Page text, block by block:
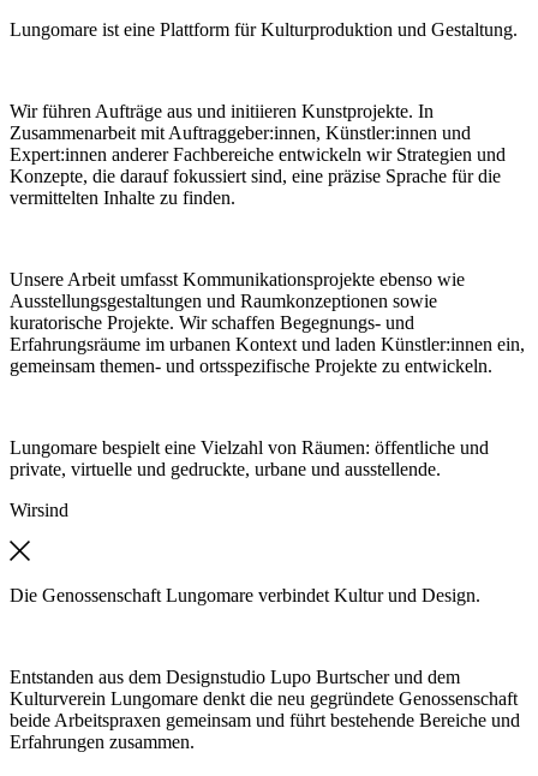
Lungomare ist eine Plattform für Kulturproduktion und Gestaltung.
Wir führen Aufträge aus und initiieren Kunstprojekte. In
Zusammenarbeit mit Auftraggeber:innen, Künstler:innen und
Expert:innen anderer Fachbereiche entwickeln wir Strategien und
Konzepte, die darauf fokussiert sind, eine präzise Sprache für die
vermittelten Inhalte zu finden.
Unsere Arbeit umfasst Kommunikationsprojekte ebenso wie
Ausstellungsgestaltungen und Raumkonzeptionen sowie
kuratorische Projekte. Wir schaffen Begegnungs- und
Erfahrungsräume im urbanen Kontext und laden Künstler:innen ein,
gemeinsam themen- und ortsspezifische Projekte zu entwickeln.
Lungomare bespielt eine Vielzahl von Räumen: öffentliche und
private, virtuelle und gedruckte, urbane und ausstellende.
Wirsind
Die Genossenschaft Lungomare verbindet Kultur und Design.
Entstanden aus dem Designstudio Lupo Burtscher und dem
Kulturverein Lungomare denkt die neu gegründete Genossenschaft
beide Arbeitspraxen gemeinsam und führt bestehende Bereiche und
Erfahrungen zusammen.